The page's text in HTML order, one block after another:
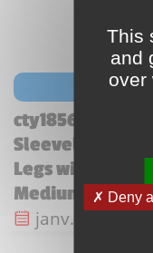
cty1856 -
Sleeveless
Legs with Shirt
Medium Nouga
Date de sortie
janv. 2025
This
and
over
Deny